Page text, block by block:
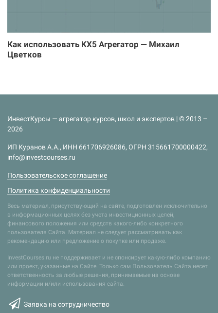
Как использовать KX5 Агрегатор — Михаил
Цветков
ИнвестКурсы — агрегатор курсов, школ и экспертов | © 2013 –
2026
ИП Куранов А.А., ИНН 661706926086, ОГРН 315661700000422,
info@investcourses.ru
Пользовательское соглашение
Политика конфиденциальности
Весь материал, присутствующий на сайте, подготовлен исключительно
в информационных целях без учета инвестиционных целей,
финансового положения или средств какого-либо конкретного
пользователя Сайта. Материал не следует рассматривать как
рекомендацию или предложение о покупке или продаже.
InvestCourses.ru не поддерживает и не спонсирует какую-либо компанию
или проект, указанные на Сайте. Только сам Пользователь Сайта несет
ответственность за любые решения, принимаемые на основе
информации и/или использования сайта.
Заявка на сотрудничество